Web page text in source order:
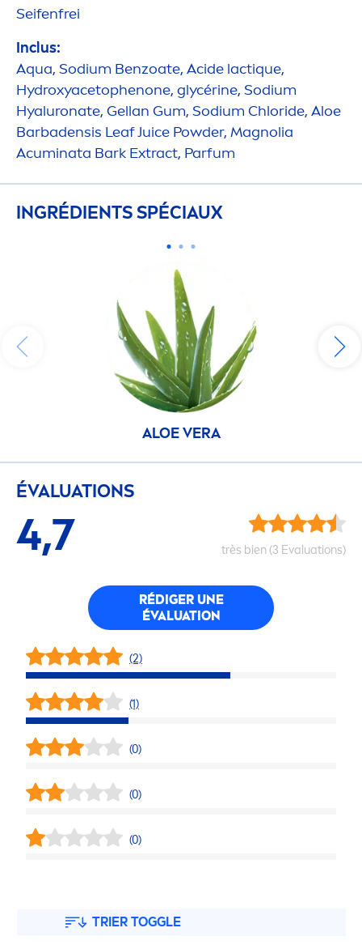
Seifenfrei
Inclus:
Aqua, Sodium Benzoate, Acide lactique,
Hydroxyacetophenone, glycérine, Sodium
Hyaluronate, Gellan Gum, Sodium Chloride, Aloe
Barbadensis Leaf Juice Powder, Magnolia
Acuminata Bark Extract, Parfum
INGRÉDIENTS SPÉCIAUX
ALOE VERA
ÉVALUATIONS
4,7 très bien (3 Evaluations)
RÉDIGER UNE
ÉVALUATION
(2)
(1)
(0)
(0)
(0)
TRIER TOGGLE